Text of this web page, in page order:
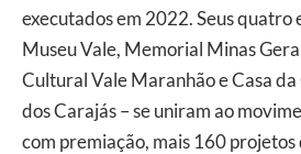
executados em 2022. Seus quatro
Museu Vale, Memorial Minas
Cultural Vale Maranhão e Casa
dos Carajás – se uniram ao
com premiação, mais 160 projetos